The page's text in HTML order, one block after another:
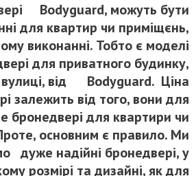
Bodyguard, можуть бути
для квартир чи приміщєнь,
виконанні. Тобто є моделі
для приватного будинку,
вулиці, від Bodyguard. Ціна
залежить від того, вони для
бронедвері для квартири чи
основним є правило. Ми
дуже надійні бронедвері, у
розмірі та дизайні, як для